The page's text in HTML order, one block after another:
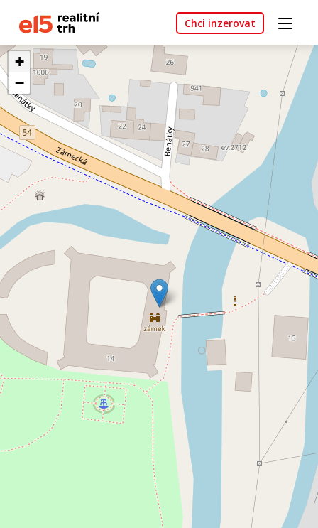
Chci inzerovat
+
−